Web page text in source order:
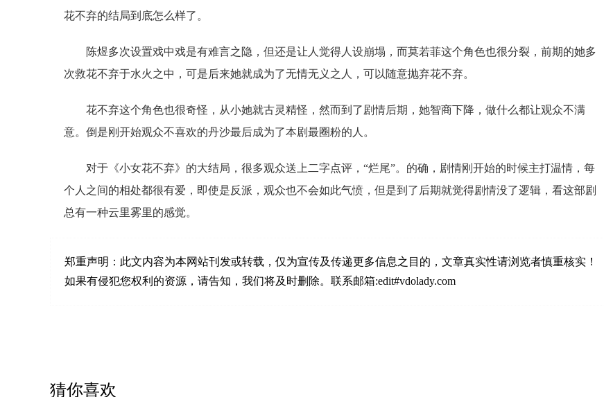
花不弃的结局到底怎么样了。
陈煜多次设置戏中戏是有难言之隐，但还是让人觉得人设崩塌，而莫若菲这个角色也很分裂，前期的她多
次救花不弃于水火之中，可是后来她就成为了无情无义之人，可以随意抛弃花不弃。
花不弃这个角色也很奇怪，从小她就古灵精怪，然而到了剧情后期，她智商下降，做什么都让观众不满
意。倒是刚开始观众不喜欢的丹沙最后成为了本剧最圈粉的人。
对于《小女花不弃》的大结局，很多观众送上二字点评，“烂尾”。的确，剧情刚开始的时候主打温情，每
个人之间的相处都很有爱，即使是反派，观众也不会如此气愤，但是到了后期就觉得剧情没了逻辑，看这部剧
总有一种云里雾里的感觉。
郑重声明： 此文内容为本网站刊发或转载，仅为宣传及传递更多信息之目的，文章真实性请浏览者慎重核实！
如果有侵犯您权利的资源，请告知，我们将及时删除。联系邮箱:edit#vdolady.com
猜你喜欢